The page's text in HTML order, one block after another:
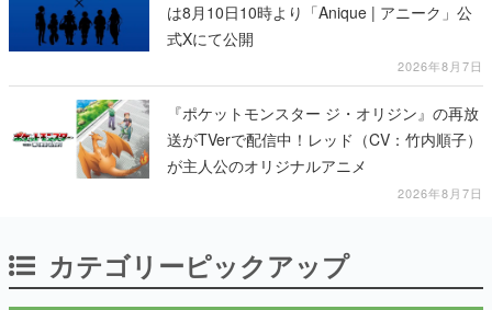
は8月10日10時より「Anique | アニーク」公
式Xにて公開
2026年8月7日
『ポケットモンスター ジ・オリジン』の再放
送がTVerで配信中！レッド（CV：竹内順子）
が主人公のオリジナルアニメ
2026年8月7日
カテゴリーピックアップ